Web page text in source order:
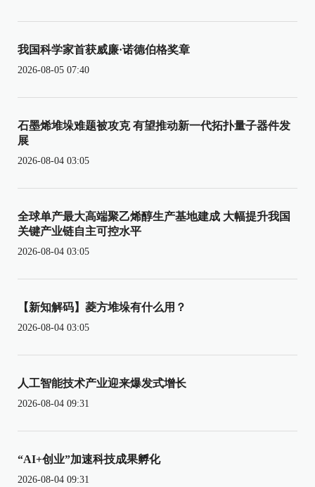
我国科学家首获威廉·诺德伯格奖章
2026-08-05 07:40
石墨烯堆垛难题被攻克 有望推动新一代拓扑量子器件发
展
2026-08-04 03:05
全球单产最大高端聚乙烯醇生产基地建成 大幅提升我国
关键产业链自主可控水平
2026-08-04 03:05
【新知解码】菱方堆垛有什么用？
2026-08-04 03:05
人工智能技术产业迎来爆发式增长
2026-08-04 09:31
“AI+创业”加速科技成果孵化
2026-08-04 09:31